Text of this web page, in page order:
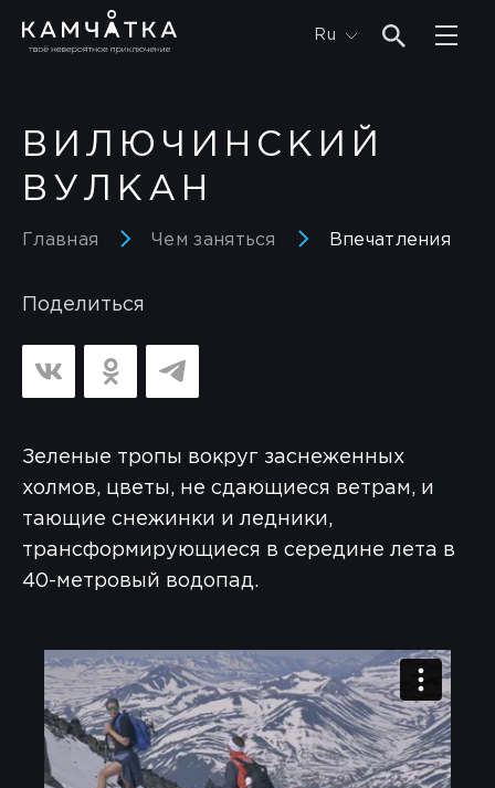
Ru
ВИЛЮЧИНСКИЙ
ВУЛКАН
Главная Чем заняться Впечатления
Поделиться
Зеленые тропы вокруг заснеженных
холмов, цветы, не сдающиеся ветрам, и
тающие снежинки и ледники,
трансформирующиеся в середине лета в
40-метровый водопад.